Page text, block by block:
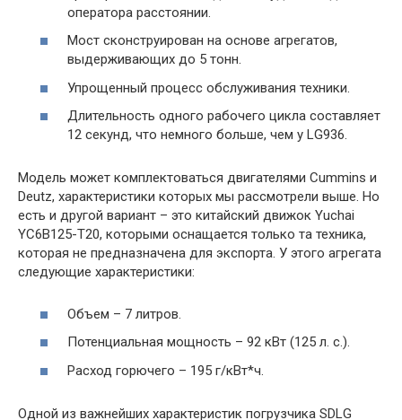
оператора расстоянии.
Мост сконструирован на основе агрегатов,
выдерживающих до 5 тонн.
Упрощенный процесс обслуживания техники.
Длительность одного рабочего цикла составляет
12 секунд, что немного больше, чем у LG936.
Модель может комплектоваться двигателями Cummins и
Deutz, характеристики которых мы рассмотрели выше. Но
есть и другой вариант – это китайский движок Yuchai
YC6B125-T20, которыми оснащается только та техника,
которая не предназначена для экспорта. У этого агрегата
следующие характеристики:
Объем – 7 литров.
Потенциальная мощность – 92 кВт (125 л. с.).
Расход горючего – 195 г/кВт*ч.
Одной из важнейших характеристик погрузчика SDLG